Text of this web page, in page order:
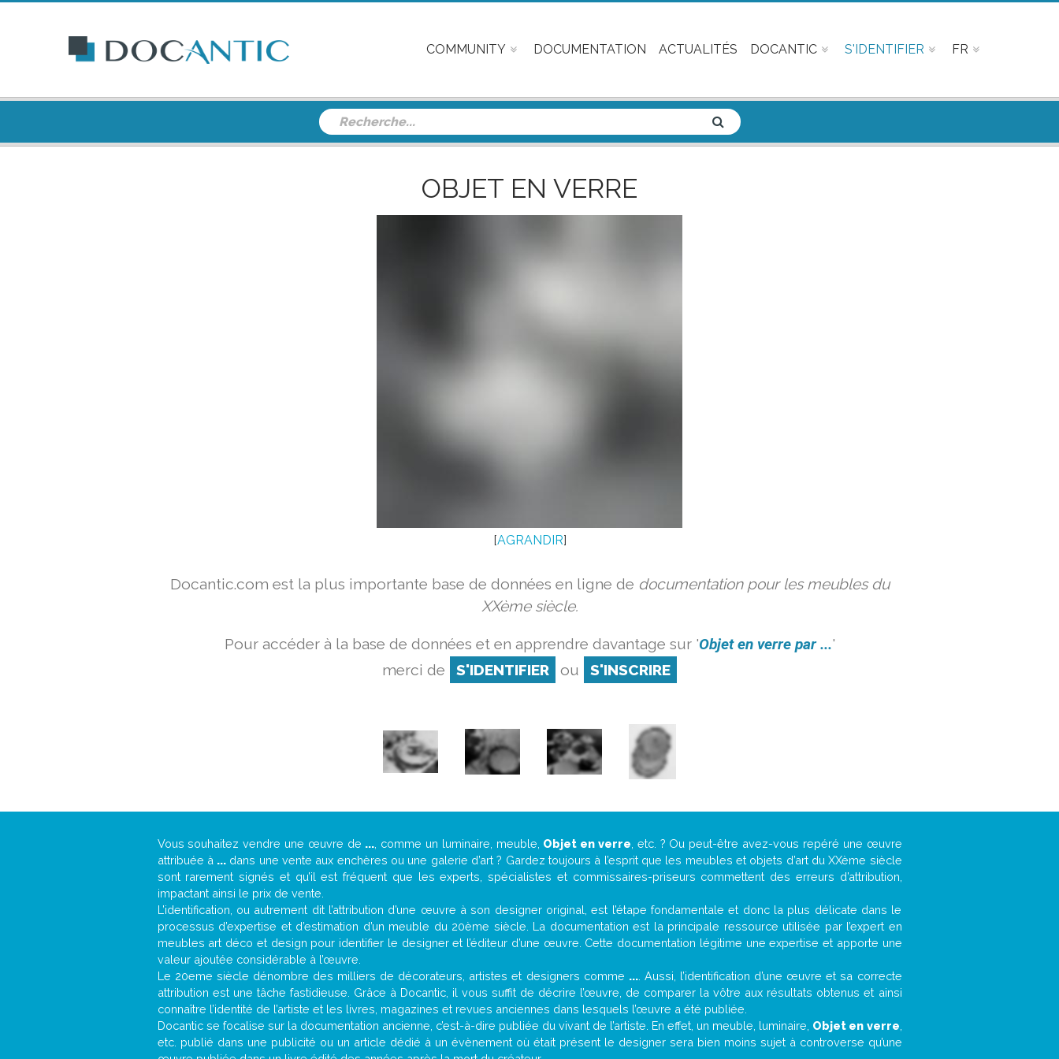
COMMUNITY DOCUMENTATION ACTUALITÉS DOCANTIC S'IDENTIFIER FR
OBJET EN VERRE
[AGRANDIR]
Docantic.com est la plus importante base de données en ligne de documentation pour les meubles du
XXème siècle.
Pour accéder à la base de données et en apprendre davantage sur 'Objet en verre par ...'
merci de
S'IDENTIFIER ou S'INSCRIRE
Vous souhaitez vendre une œuvre de ... , comme un luminaire, meuble, Objet en verre , etc. ? Ou peut-être avez-vous repéré une œuvre
attribuée à ... dans une vente aux enchères ou une galerie d’art ? Gardez toujours à l’esprit que les meubles et objets d’art du XXème siècle
sont rarement signés et qu’il est fréquent que les experts, spécialistes et commissaires-priseurs commettent des erreurs d’attribution,
impactant ainsi le prix de vente.
L’identification, ou autrement dit l’attribution d’une œuvre à son designer original, est l’étape fondamentale et donc la plus délicate dans le
processus d’expertise et d’estimation d’un meuble du 20ème siècle. La documentation est la principale ressource utilisée par l’expert en
meubles art déco et design pour identifier le designer et l’éditeur d’une œuvre. Cette documentation légitime une expertise et apporte une
valeur ajoutée considérable à l’œuvre.
Le 20eme siècle dénombre des milliers de décorateurs, artistes et designers comme .... Aussi, l’identification d’une œuvre et sa correcte
attribution est une tâche fastidieuse. Grâce à Docantic, il vous suffit de décrire l’œuvre, de comparer la vôtre aux résultats obtenus et ainsi
connaître l’identité de l’artiste et les livres, magazines et revues anciennes dans lesquels l’œuvre a été publiée.
Docantic se focalise sur la documentation ancienne, c’est-à-dire publiée du vivant de l’artiste. En effet, un meuble, luminaire, Objet en verre
etc. publié dans une publicité ou un article dédié à un évènement où était présent le designer sera bien moins sujet à controverse qu’une